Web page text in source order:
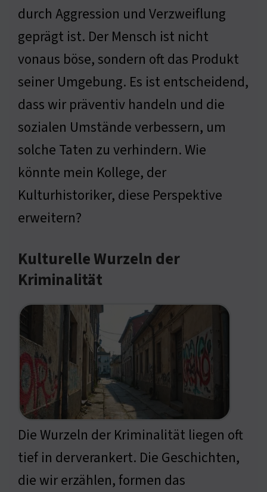
durch Aggression und Verzweiflung
geprägt ist. Der Mensch ist nicht
vonaus böse, sondern oft das Produkt
seiner Umgebung. Es ist entscheidend,
dass wir präventiv handeln und die
sozialen Umstände verbessern, um
solche Taten zu verhindern. Wie
könnte mein Kollege, der
Kulturhistoriker, diese Perspektive
erweitern?
Kulturelle Wurzeln der
Kriminalität
Die Wurzeln der Kriminalität liegen oft
tief in derverankert. Die Geschichten,
die wir erzählen, formen das